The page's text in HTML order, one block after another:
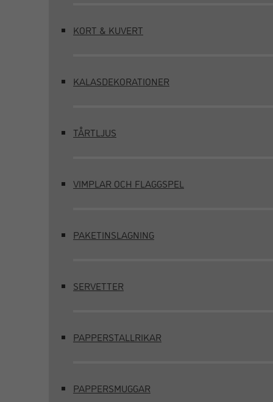
KORT & KUVERT
KALASDEKORATIONER
TÅRTLJUS
VIMPLAR OCH FLAGGSPEL
PAKETINSLAGNING
SERVETTER
PAPPERSTALLRIKAR
PAPPERSMUGGAR